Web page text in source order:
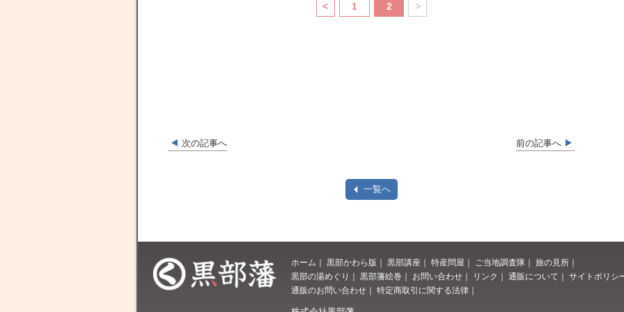
< 1 2 >
次の記事へ 前の記事へ
一覧へ
ホーム ｜ 黒部かわら版 ｜ 黒部講座｜ 特産問屋 ｜ ご当地調査隊｜ 旅の見所｜
黒部の湯めぐり ｜ 黒部藩絵巻 ｜ お問い合わせ｜ リンク ｜ 通販について ｜ サイトポリシ
通販のお問い合わせ｜ 特定商取引に関する法律｜